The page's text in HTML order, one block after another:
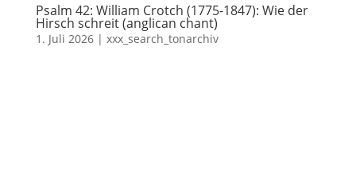
Psalm 42: William Crotch (1775-1847): Wie der
Hirsch schreit (anglican chant)
1. Juli 2026| xxx_search_tonarchiv